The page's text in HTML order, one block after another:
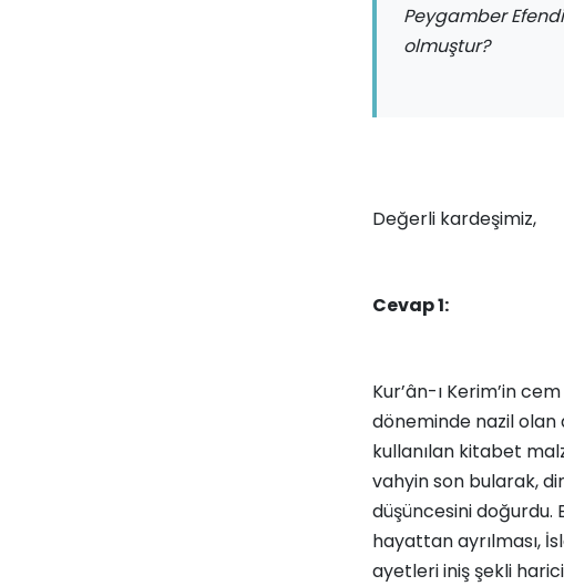
Peygamber
olmuştur?
Değerli kardeşimiz,
Cevap 1:
Kur’ân­-ı Kerim’in
döneminde nazil olan
kullanılan kitabet
vahyin son bularak,
düşüncesini doğurdu.
hayattan ayrılması,
ayetleri iniş şekli